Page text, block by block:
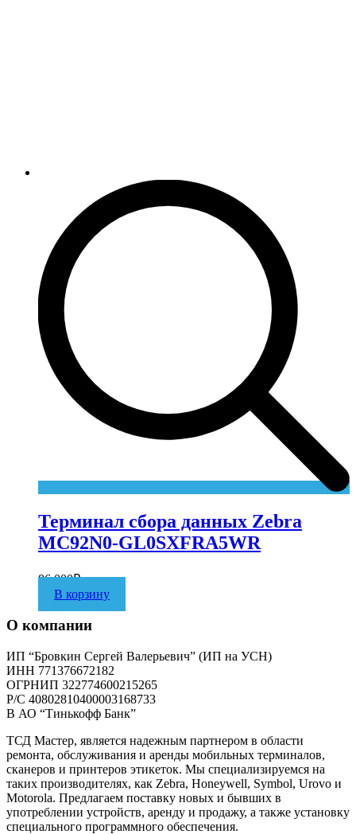
Терминал сбора данных Zebra
MC92N0-GL0SXFRA5WR
86 000₽
В корзину
О компании
ИП “Бровкин Сергей Валерьевич” (ИП на УСН)
ИНН 771376672182
ОГРНИП 322774600215265
P/C 40802810400003168733
В АО “Тинькофф Банк”
ТСД Мастер, является надежным партнером в области
ремонта, обслуживания и аренды мобильных терминалов,
сканеров и принтеров этикеток. Мы специализируемся на
таких производителях, как Zebra, Honeywell, Symbol, Urovo и
Motorola. Предлагаем поставку новых и бывших в
употреблении устройств, аренду и продажу, а также установку
специального программного обеспечения.